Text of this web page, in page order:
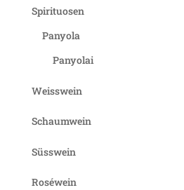
Spirituosen
Panyola
Panyolai
Weisswein
Schaumwein
Süsswein
Roséwein